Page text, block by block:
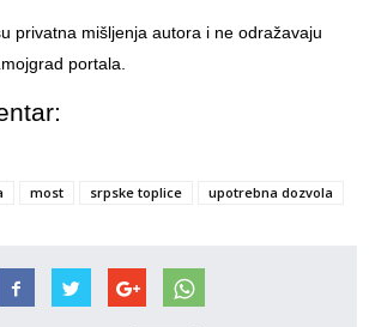
privatna mišljenja autora i ne odražavaju
portala.
most srpske toplice upotrebna dozvola